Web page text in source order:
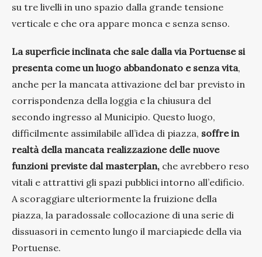
su tre livelli in uno spazio dalla grande tensione
verticale e che ora appare monca e senza senso.
La superficie inclinata che sale dalla via Portuense si
presenta come un luogo abbandonato e senza vita,
anche per la mancata attivazione del bar previsto in
corrispondenza della loggia e la chiusura del
secondo ingresso al Municipio. Questo luogo,
difficilmente assimilabile all’idea di piazza, soffre in
realtà della mancata realizzazione delle nuove
funzioni previste dal masterplan, che avrebbero reso
vitali e attrattivi gli spazi pubblici intorno all’edificio.
A scoraggiare ulteriormente la fruizione della
piazza, la paradossale collocazione di una serie di
dissuasori in cemento lungo il marciapiede della via
Portuense.